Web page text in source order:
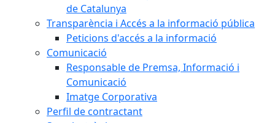
de Catalunya
Transparència i Accés a la informació pública
Peticions d'accés a la informació
Comunicació
Responsable de Premsa, Informació i
Comunicació
Imatge Corporativa
Perfil de contractant